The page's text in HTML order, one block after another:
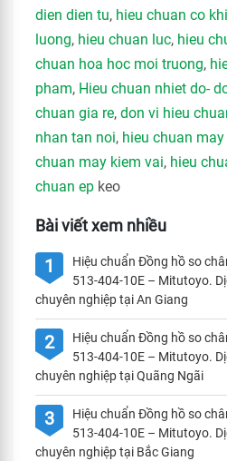
dien dien tu, hieu chuan co khi
luong, hieu chuan luc, hieu
chuan hoa hoc moi truong,
pham, Hieu chuan nhiet do-
chuan gia re, don vi hieu
nhan tan noi, hieu chuan
chuan may kiem vai, hieu
chuan ep keo
Bài viết xem nhiều
1
Hiệu chuẩn Đồng hồ so
513-404-10E – Mitutoyo.
chuyên nghiệp tại An Giang
2
Hiệu chuẩn Đồng hồ so
513-404-10E – Mitutoyo.
chuyên nghiệp tại Quãng Ngãi
3
Hiệu chuẩn Đồng hồ so
513-404-10E – Mitutoyo.
chuyên nghiệp tại Bắc Giang